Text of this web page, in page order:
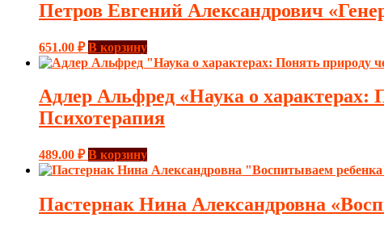
Петров Евгений Александрович
651.00 ₽ В корзину
Адлер Альфред «Наука о характерах:
Психотерапия
489.00 ₽ В корзину
Пастернак Нина Александровна